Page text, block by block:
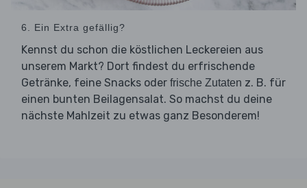
6. Ein Extra gefällig?
Kennst du schon die köstlichen Leckereien aus
unserem Markt? Dort findest du erfrischende
Getränke, feine Snacks oder frische Zutaten z. B. für
einen bunten Beilagensalat. So machst du deine
nächste Mahlzeit zu etwas ganz Besonderem!